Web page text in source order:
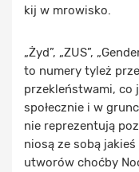
kij w mrowisko.
„Żyd”, „ZUS”,
to numery tyleż
przekleństwami, co
społecznie i w
nie reprezentują
niosą ze sobą
utworów choćby